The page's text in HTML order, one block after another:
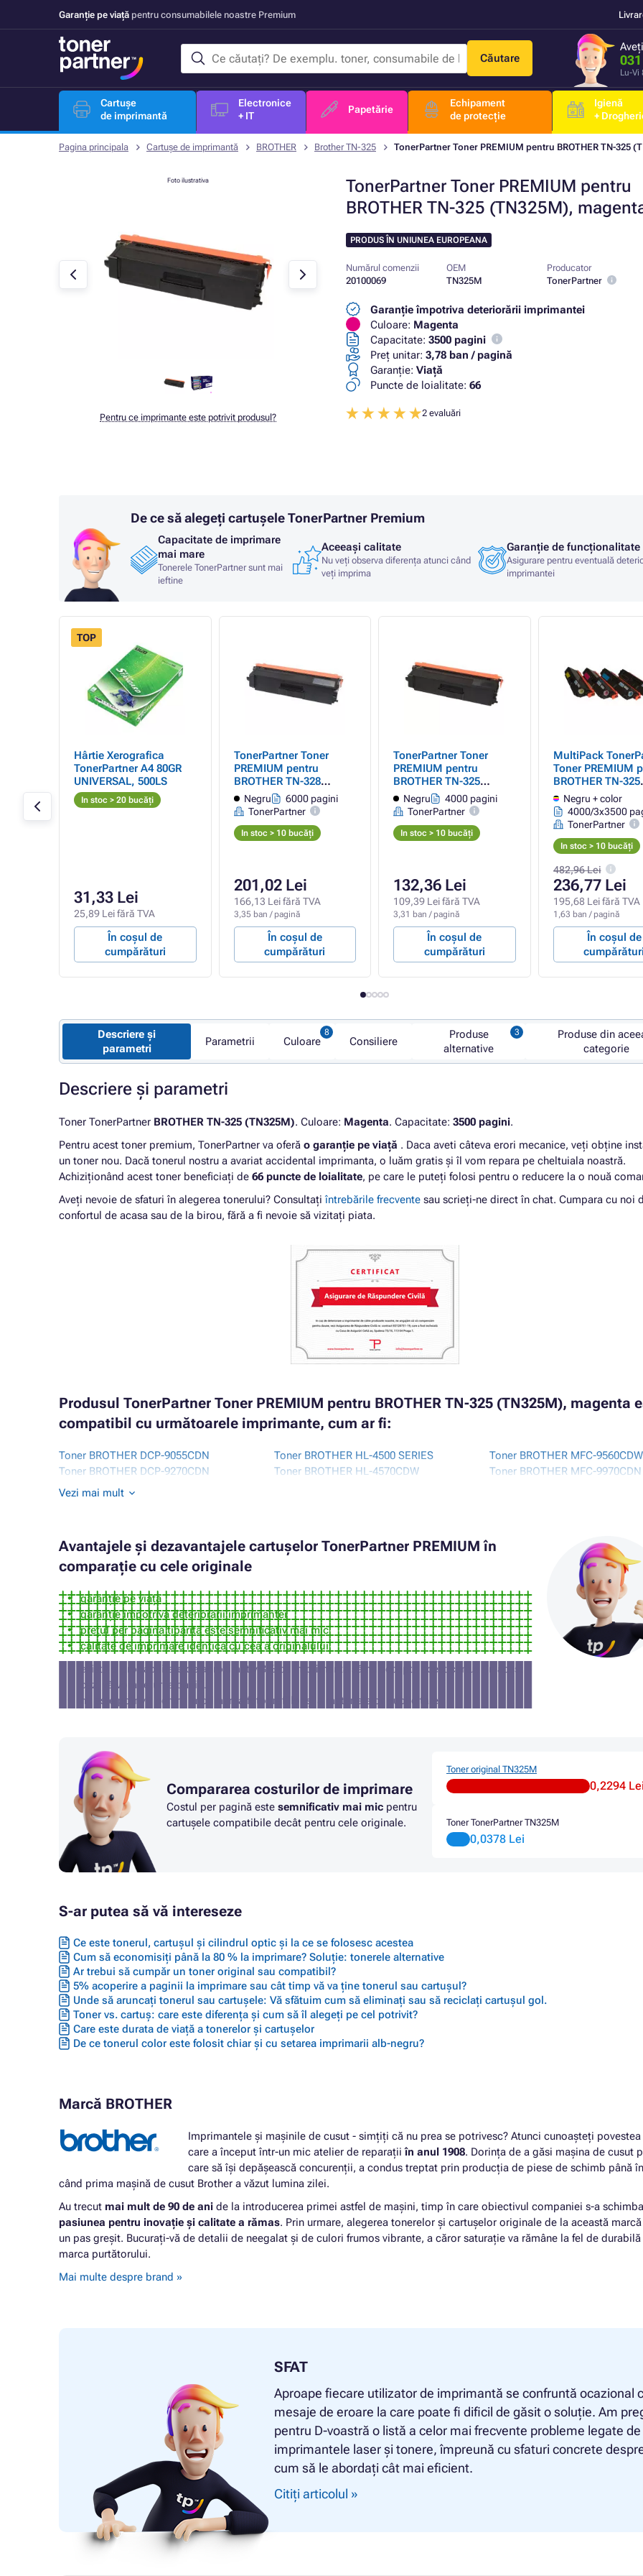
Garanție pe viață pentru consumabilele noastre Premium
Căutare
Lu-Vi
Cartușe
de imprimantă
Electronice
+ IT
Papetărie
Echipament
de protecție
Igienă
+
Pagina principala Cartușe de imprimantă BROTHER Brother TN-325 TonerPartner Toner PREMIUM pentru BROTHER TN-325
TonerPartner Toner PREMIUM pentru
BROTHER TN-325 (TN325M),
Foto ilustrativa
Pentru ce imprimante este potrivit produsul?
PRODUS ÎN UNIUNEA EUROPEANA
Numărul comenzii
20100069
OEM
TN325M
Producator
TonerPartner
Garanție împotriva deteriorării imprimantei
Culoare: Magenta
Capacitate: 3500 pagini
Preț unitar: 3,78 ban / pagină
Garanţie: Viaţă
Puncte de loialitate: 66
2 evaluări
De ce să alegeți cartușele TonerPartner Premium
Capacitate de imprimare
mai mare
Tonerele TonerPartner sunt mai
ieftine
Aceeași calitate
Nu veți observa diferența atunci când
veți imprima
Garanție de funcționalitate
Asigurare pentru eventuală
imprimantei
TOP
Hârtie Xerografica
TonerPartner A4 80GR
UNIVERSAL, 500LS
In stoc > 20 bucăți
31,33 Lei
25,89 Lei fără TVA
În coșul de
cumpărături
TonerPartner Toner
PREMIUM pentru
BROTHER TN-328
(TN328BK), black
(negru)
Negru
6000 pagini
TonerPartner
In stoc > 10 bucăți
201,02 Lei
166,13 Lei fără TVA
3,35 ban / pagină
În coșul de
cumpărături
TonerPartner Toner
PREMIUM pentru
BROTHER TN-325
(TN325BK), black
(negru)
Negru
4000 pagini
TonerPartner
In stoc > 10 bucăți
132,36 Lei
109,39 Lei fără TVA
3,31 ban / pagină
În coșul de
cumpărături
MultiPack
Toner PREMIUM
BROTHER TN-325
(TN325BK,
TN325M,
black + color
color)
Negru + color
4000/3x3500
TonerPartner
In stoc > 10 bucăți
482,96 Lei
236,77 Lei
195,68 Lei fără TVA
1,63 ban / pagină
În coșul de
Descriere și
parametri
Parametrii Culoare Consiliere
Produse
alternative
Produse din
categorie
Descriere și parametri
Toner TonerPartner BROTHER TN-325 (TN325M). Culoare: Magenta. Capacitate: 3500 pagini.
Pentru acest toner premium, TonerPartner va oferă o garanție pe viață . Daca aveti câteva erori mecanice, veți obține
un toner nou. Dacă tonerul nostru a avariat accidental imprimanta, o luăm gratis și îl vom repara pe cheltuiala noastră.
Achiziționând acest toner beneficiați de 66 puncte de loialitate, pe care le puteți folosi pentru o reducere la o nouă
Aveți nevoie de sfaturi în alegerea tonerului? Consultați întrebările frecvente sau scrieți-ne direct în chat. Cumpara cu noi
confortul de acasa sau de la birou, fără a fi nevoie să vizitați piata.
Produsul TonerPartner Toner PREMIUM pentru BROTHER TN-325 (TN325M), magenta
compatibil cu următoarele imprimante, cum ar fi:
Toner BROTHER DCP-9055CDN
Toner BROTHER DCP-9270CDN
Toner BROTHER HL-4100 SERIES
Toner BROTHER HL-4500 SERIES
Toner BROTHER HL-4570CDW
Toner BROTHER MFC-9560CDW
Toner BROTHER MFC-9970CDN
Vezi mai mult
Avantajele și dezavantajele cartușelor TonerPartner PREMIUM în
comparație cu cele originale
garanție pe viață
garanție împotriva deteriorării imprimantei
prețul per pagină tipărită este semnificativ mai mic
calitate de imprimare identică cu cea a originalului
există o probabilitate de aproximativ 3% ca imprimanta să nu accepte acest cartuș (în acest
caz, vă vom returna banii).
nu este potrivit pentru imprimarea fotografiilor și a materialelor publicitare
Compararea costurilor de imprimare
Costul per pagină este semnificativ mai mic pentru
cartușele compatibile decât pentru cele originale.
Toner original TN325M
0,2294
Toner TonerPartner TN325M
0,0378 Lei
S-ar putea să vă intereseze
Ce este tonerul, cartușul și cilindrul optic și la ce se folosesc acestea
Cum să economisiți până la 80 % la imprimare? Soluție: tonerele alternative
Ar trebui să cumpăr un toner original sau compatibil?
5% acoperire a paginii la imprimare sau cât timp vă va ține tonerul sau cartușul?
Unde să aruncați tonerul sau cartușele: Vă sfătuim cum să eliminați sau să reciclați cartușul gol.
Toner vs. cartuș: care este diferența și cum să îl alegeți pe cel potrivit?
Care este durata de viață a tonerelor și cartușelor
De ce tonerul color este folosit chiar și cu setarea imprimarii alb-negru?
Marcă BROTHER
Imprimantele și mașinile de cusut - simțiți că nu prea se potrivesc? Atunci cunoașteți povestea
care a început într-un mic atelier de reparațiiîn anul 1908. Dorința de a găsi mașina de cusut
care să își depășească concurenții, a condus treptat prin producția de piese de schimb până
când prima mașină de cusut Brother a văzut lumina zilei.
Au trecut mai mult de 90 de ani de la introducerea primei astfel de mașini, timp în care obiectivul companiei s-a
pasiunea pentru inovație și calitate a rămas. Prin urmare, alegerea tonerelor și cartușelor originale de la această
un pas greșit. Bucurați-vă de detalii de neegalat și de culori frumos vibrante, a căror saturație va rămâne la fel de
marca purtătorului.
Mai multe despre brand »
SFAT
Aproape fiecare utilizator de imprimantă se confruntă ocazional
mesaje de eroare la care poate fi dificil de găsit o soluție. Am
pentru D-voastră o listă a celor mai frecvente probleme legate de
imprimantele laser și tonere, împreună cu sfaturi concrete
cum să le abordați cât mai eficient.
Citiți articolul »